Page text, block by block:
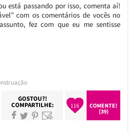
está passando por isso, comenta aí!
com os comentários de vocês no
fez com que eu me sentisse
GOSTOU?!
COMPARTILHE: 116
COMENTE!
(39)